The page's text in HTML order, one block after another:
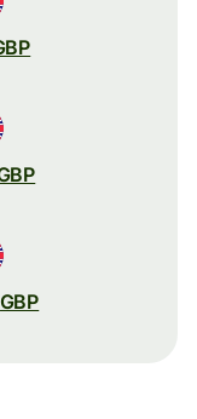
GBP ל-INR
GBP ל-JPY
GBP ל-CHF